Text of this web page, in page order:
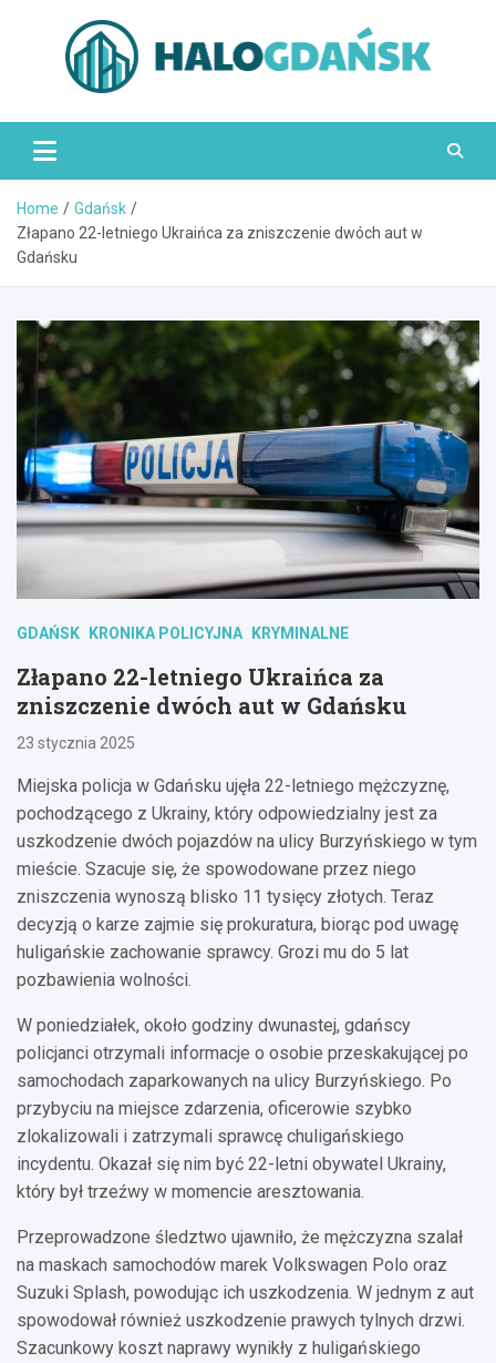
HaloGdańsk.pl
Home
Gdańsk
Złapano 22-letniego Ukraińca za zniszczenie dwóch aut w
Gdańsku
GDAŃSK KRONIKA POLICYJNA KRYMINALNE
Złapano 22-letniego Ukraińca za
zniszczenie dwóch aut w Gdańsku
23 stycznia 2025
Miejska policja w Gdańsku ujęła 22-letniego mężczyznę,
pochodzącego z Ukrainy, który odpowiedzialny jest za
uszkodzenie dwóch pojazdów na ulicy Burzyńskiego w tym
mieście. Szacuje się, że spowodowane przez niego
zniszczenia wynoszą blisko 11 tysięcy złotych. Teraz
decyzją o karze zajmie się prokuratura, biorąc pod uwagę
huligańskie zachowanie sprawcy. Grozi mu do 5 lat
pozbawienia wolności.
W poniedziałek, około godziny dwunastej, gdańscy
policjanci otrzymali informacje o osobie przeskakującej po
samochodach zaparkowanych na ulicy Burzyńskiego. Po
przybyciu na miejsce zdarzenia, oficerowie szybko
zlokalizowali i zatrzymali sprawcę chuligańskiego
incydentu. Okazał się nim być 22-letni obywatel Ukrainy,
który był trzeźwy w momencie aresztowania.
Przeprowadzone śledztwo ujawniło, że mężczyzna szalał
na maskach samochodów marek Volkswagen Polo oraz
Suzuki Splash, powodując ich uszkodzenia. W jednym z aut
spowodował również uszkodzenie prawych tylnych drzwi.
Szacunkowy koszt naprawy wynikły z huligańskiego